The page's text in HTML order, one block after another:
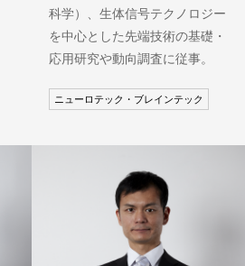
科学）、生体信号テクノロジー
を中心とした先端技術の基礎・
応用研究や動向調査に従事。
ニューロテック・ブレインテック